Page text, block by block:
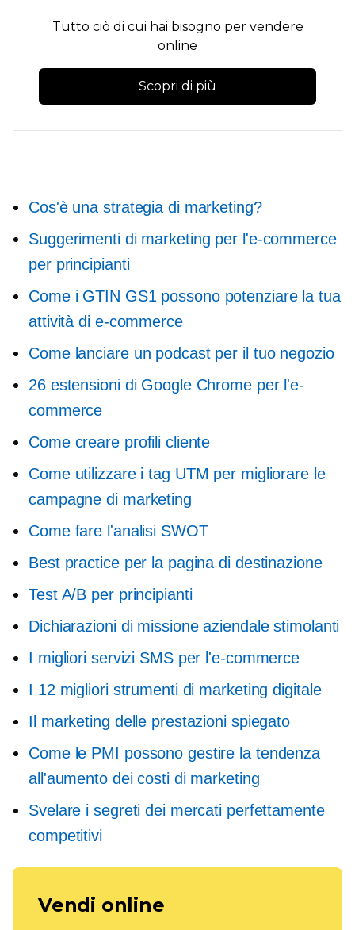
Tutto ciò di cui hai bisogno per vendere
online
Scopri di più
Cos'è una strategia di marketing?
Suggerimenti di marketing per l'e-commerce
per principianti
Come i GTIN GS1 possono potenziare la tua
attività di e-commerce
Come lanciare un podcast per il tuo negozio
26 estensioni di Google Chrome per l'e-
commerce
Come creare profili cliente
Come utilizzare i tag UTM per migliorare le
campagne di marketing
Come fare l'analisi SWOT
Best practice per la pagina di destinazione
Test A/B per principianti
Dichiarazioni di missione aziendale stimolanti
I migliori servizi SMS per l'e-commerce
I 12 migliori strumenti di marketing digitale
Il marketing delle prestazioni spiegato
Come le PMI possono gestire la tendenza
all'aumento dei costi di marketing
Svelare i segreti dei mercati perfettamente
competitivi
Vendi online